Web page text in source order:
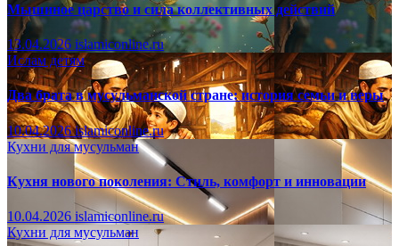
Мышиное царство и сила коллективных действий
13.04.2026 islamiconline.ru
Ислам детям
Два брата в мусульманской стране: история семьи и веры
10.04.2026islamiconline.ru
Кухни для мусульман
Кухня нового поколения: Стиль, комфорт и инновации
10.04.2026 islamiconline.ru
Кухни для мусульман